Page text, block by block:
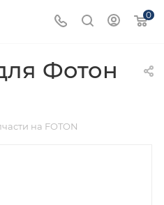
0
Фотон
на FOTON